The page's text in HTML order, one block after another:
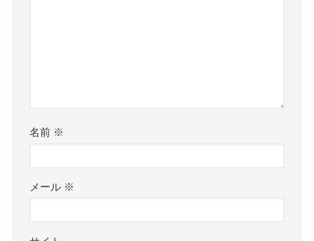
名前 ※
メール ※